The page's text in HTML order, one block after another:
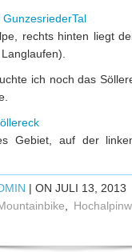
rechts hinten liegt
ich noch das
Gebiet, auf der
| ON JULI 13, 2013